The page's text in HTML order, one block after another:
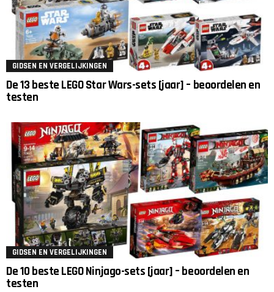
GIDSEN EN VERGELIJKINGEN
De 13 beste LEGO Star Wars-sets [jaar] – beoordelen en
testen
GIDSEN EN VERGELIJKINGEN
De 10 beste LEGO Ninjago-sets [jaar] – beoordelen en
testen